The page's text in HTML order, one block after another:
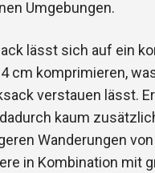
Umgebungen.
lässt sich auf ein
cm komprimieren,
verstauen lässt.
kaum
Wanderungen
in Kombination mit